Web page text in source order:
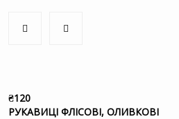
₴120
РУКАВИЦІ ФЛІСОВІ, ОЛИВКОВІ